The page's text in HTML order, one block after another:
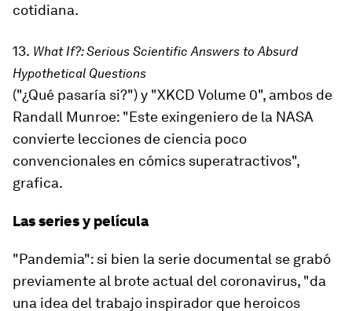
cotidiana.
13. What If?: Serious Scientific Answers to Absurd
Hypothetical Questions
("¿Qué pasaría si?")y "XKCD Volume 0", ambos de
Randall Munroe: "Este exingeniero de la NASA
convierte lecciones de ciencia poco
convencionales en cómics superatractivos",
grafica.
Las series y película
"Pandemia": si bien la serie documental se grabó
previamente al brote actual del coronavirus, "da
una idea del trabajo inspirador que heroicos